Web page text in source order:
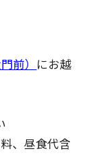
前） にお越
昼食代含